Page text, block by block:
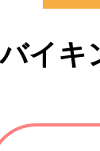
イキ